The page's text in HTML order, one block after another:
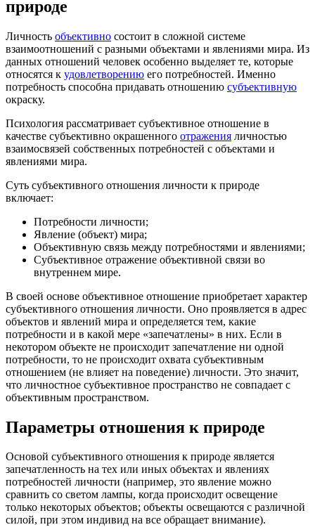
природе
Личность объективно состоит в сложной системе
взаимоотношений с разными объектами и явлениями мира. Из
данных отношений человек особенно выделяет те, которые
относятся к удовлетворению его потребностей. Именно
потребность способна придавать отношению субъективную
окраску.
Психология рассматривает субъективное отношение в
качестве субъективно окрашенного отражения личностью
взаимосвязей собственных потребностей с объектами и
явлениями мира.
Суть субъективного отношения личности к природе
включает:
Потребности личности;
Явление (объект) мира;
Объективную связь между потребностями и явлениями;
Субъективное отражение объективной связи во
внутреннем мире.
В своей основе объективное отношение приобретает характер
субъективного отношения личности. Оно проявляется в адрес
объектов и явлений мира и определяется тем, какие
потребности и в какой мере «запечатлены» в них. Если в
некотором объекте не происходит запечатление ни одной
потребности, то не происходит охвата субъективным
отношением (не влияет на поведение) личности. Это значит,
что личностное субъективное пространство не совпадает с
объективным пространством.
Параметры отношения к природе
Основой субъективного отношения к природе является
запечатленность на тех или иных объектах и явлениях
потребностей личности (например, это явление можно
сравнить со светом лампы, когда происходит освещение
только некоторых объектов; объекты освещаются с различной
силой, при этом индивид на все обращает внимание).